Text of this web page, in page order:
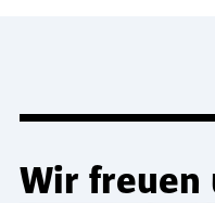
Wir freuen